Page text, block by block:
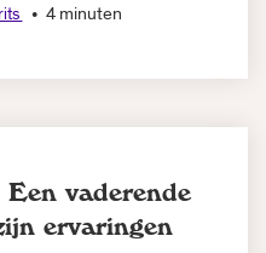
4 minuten
vaderende
ervaringen